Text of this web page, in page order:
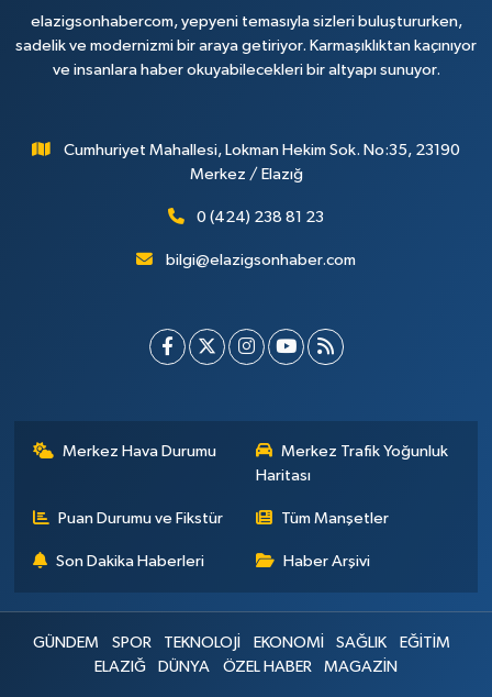
elazigsonhabercom, yepyeni temasıyla sizleri buluştururken,
sadelik ve modernizmi bir araya getiriyor. Karmaşıklıktan kaçınıyor
ve insanlara haber okuyabilecekleri bir altyapı sunuyor.
Cumhuriyet Mahallesi, Lokman Hekim Sok. No:35, 23190
Merkez / Elazığ
0 (424) 238 81 23
bilgi@elazigsonhaber.com
Merkez Hava Durumu
Merkez Trafik Yoğunluk
Haritası
Puan Durumu ve Fikstür Tüm Manşetler
Son Dakika Haberleri Haber Arşivi
GÜNDEM SPOR TEKNOLOJİ EKONOMİ SAĞLIK
EĞİTİM
ELAZIĞ
DÜNYA ÖZEL HABER MAGAZİN